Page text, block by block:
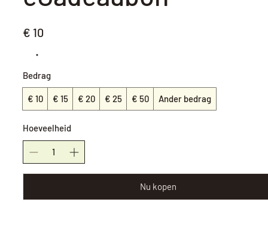
€ 10
Bedrag
€ 10 € 15 € 20 € 25 € 50 Ander bedrag
Hoeveelheid
Nu kopen